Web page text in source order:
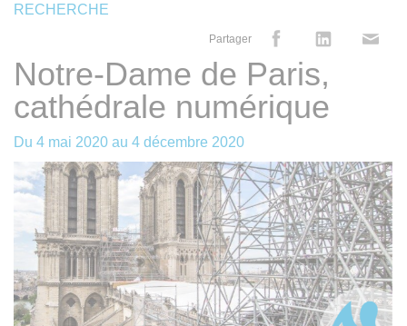
RECHERCHE
Partager
Notre-Dame de Paris,
cathédrale numérique
Du 4 mai 2020 au 4 décembre 2020